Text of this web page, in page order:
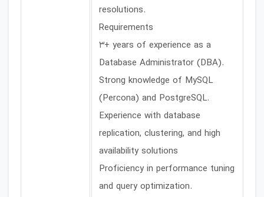
resolutions.
Requirements
3+ years of experience as a
Database Administrator (DBA).
Strong knowledge of MySQL
(Percona) and PostgreSQL.
Experience with database
replication, clustering, and high
availability solutions
Proficiency in performance tuning
and query optimization.